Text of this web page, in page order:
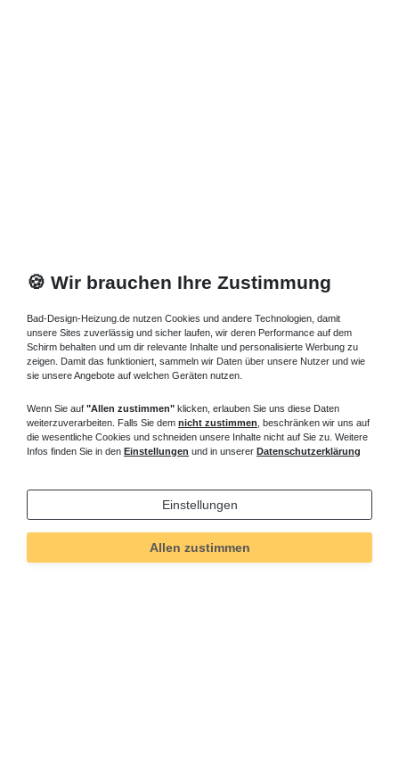
🍪 Wir brauchen Ihre Zustimmung
Bad-Design-Heizung.de nutzen Cookies und andere Technologien, damit
unsere Sites zuverlässig und sicher laufen, wir deren Performance auf dem
Schirm behalten und um dir relevante Inhalte und personalisierte Werbung zu
zeigen. Damit das funktioniert, sammeln wir Daten über unsere Nutzer und wie
sie unsere Angebote auf welchen Geräten nutzen.
Wenn Sie auf "Allen zustimmen" klicken, erlauben Sie uns diese Daten
weiterzuverarbeiten. Falls Sie dem nicht zustimmen , beschränken wir uns auf
die wesentliche Cookies und schneiden unsere Inhalte nicht auf Sie zu. Weitere
Infos finden Sie in den Einstellungen und in unserer Datenschutzerklärung
Einstellungen
Allen zustimmen